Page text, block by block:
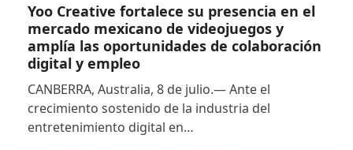
Yoo Creative fortalece su presencia en el
mercado mexicano de videojuegos y
amplía las oportunidades de colaboración
digital y empleo
CANBERRA, Australia, 8 de julio.— Ante el
crecimiento sostenido de la industria del
entretenimiento digital en…